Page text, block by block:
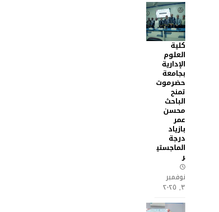
كلية
العلوم
الإدارية
بجامعة
حضرموت
تمنح
الباحث
محسن
عمر
بازياد
درجة
الماجستي
ر
نوفمبر
٣, ٢٠٢٥